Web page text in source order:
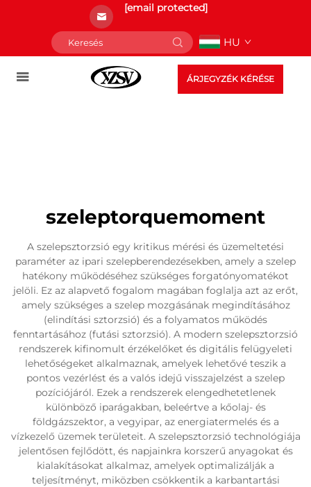
[email protected]
HU
ÁRJEGYZÉK KÉRÉSE
szeleptorquemoment
A szelepsztorzsió egy kritikus mérési és üzemeltetési
paraméter az ipari szelepberendezésekben, amely a szelep
hatékony működéséhez szükséges forgatónyomatékot
jelöli. Ez az alapvető fogalom magában foglalja azt az erőt,
amely szükséges a szelep mozgásának megindításához
(elindítási sztorzsió) és a folyamatos működés
fenntartásához (futási sztorzsió). A modern szelepsztorzsió
rendszerek kifinomult érzékelőket és digitális felügyeleti
lehetőségeket alkalmaznak, amelyek lehetővé teszik a
pontos vezérlést és a valós idejű visszajelzést a szelep
pozíciójáról. Ezek a rendszerek elengedhetetlenek
különböző iparágakban, beleértve a kőolaj- és
földgázszektor, a vegyipar, az energiatermelés és a
vízkezelő üzemek területeit. A szelepsztorzsió technológiája
jelentősen fejlődött, és napjainkra korszerű anyagokat és
kialakításokat alkalmaz, amelyek optimalizálják a
teljesítményt, miközben csökkentik a karbantartási